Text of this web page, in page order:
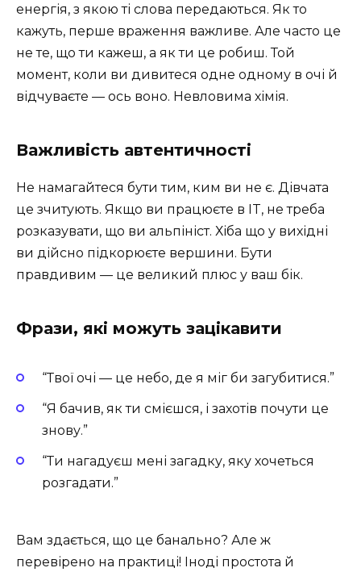
енергія, з якою ті слова передаються. Як то
кажуть, перше враження важливе. Але часто це
не те, що ти кажеш, а як ти це робиш. Той
момент, коли ви дивитеся одне одному в очі й
відчуваєте — ось воно. Невловима хімія.
Важливість автентичності
Не намагайтеся бути тим, ким ви не є. Дівчата
це зчитують. Якщо ви працюєте в IT, не треба
розказувати, що ви альпініст. Хіба що у вихідні
ви дійсно підкорюєте вершини. Бути
правдивим — це великий плюс у ваш бік.
Фрази, які можуть зацікавити
“Твої очі — це небо, де я міг би загубитися.”
“Я бачив, як ти смієшся, і захотів почути це
знову.”
“Ти нагадуєш мені загадку, яку хочеться
розгадати.”
Вам здається, що це банально? Але ж
перевірено на практиці! Іноді простота й